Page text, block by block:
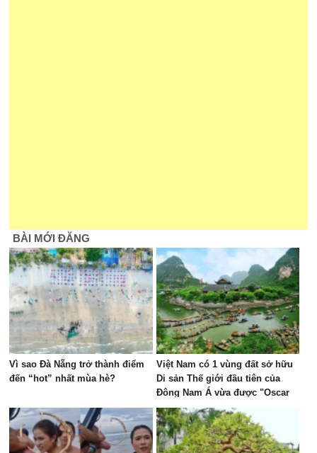
BÀI MỚI ĐĂNG
Vì sao Đà Nẵng trở thành điểm
đến “hot” nhất mùa hè?
Việt Nam có 1 vùng đất sở hữu
Di sản Thế giới đầu tiên của
Đông Nam Á vừa được "Oscar
của ngành du lịch" đề cử, là nơi
tỷ phú Xuân Trường đầu tư KDL
tâm linh 12.000 ha